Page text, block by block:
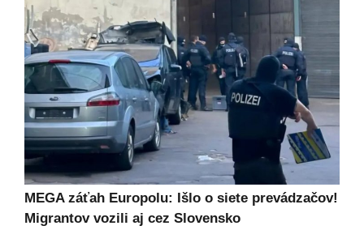
MEGA záťah Europolu: Išlo o siete prevádzačov!
Migrantov vozili aj cez Slovensko